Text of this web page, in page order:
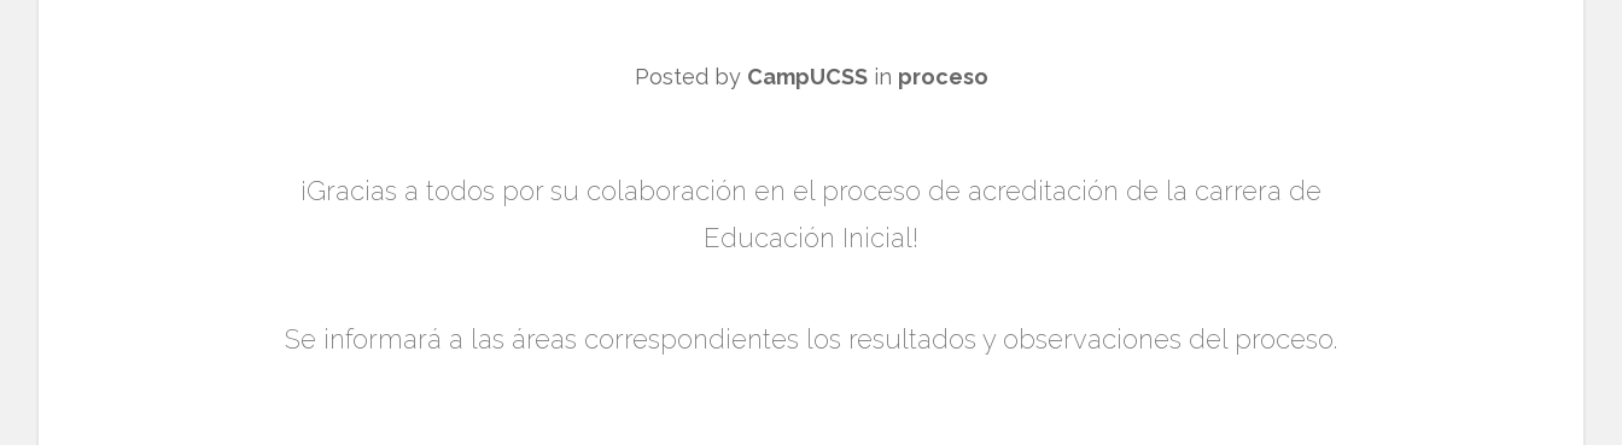
Posted by CampUCSSin proceso
¡Gracias a todos por su colaboración en el proceso de acreditación de la carrera de
Educación Inicial!
Se informará a las áreas correspondientes los resultados y observaciones del proceso.